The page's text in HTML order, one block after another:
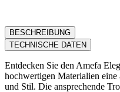
BESCHREIBUNG
TECHNISCHE DATEN
Entdecken Sie den Amefa
hochwertigen Materialien eine
und Stil. Die ansprechende